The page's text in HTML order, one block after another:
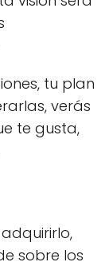
tu plan
verás
te gusta,
sobre los